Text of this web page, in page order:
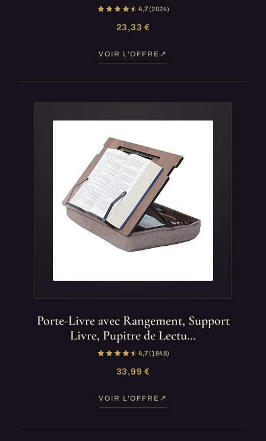
4,7(2 024)
23,33 €
VOIR L'OFFRE
Porte-Livre avec Rangement, Support
Livre, Pupitre de Lectu…
4,7(1 848)
33,99 €
VOIR L'OFFRE